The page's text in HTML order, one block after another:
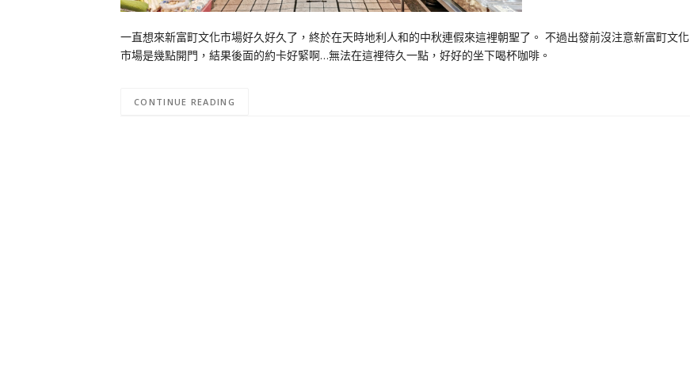
一直想來新富町文化市場好久好久了，終於在天時地利人和的中秋連假來這裡朝聖了。 不過出發前沒注意新富町文化
市場是幾點開門，結果後面的約卡好緊啊…無法在這裡待久一點，好好的坐下喝杯咖啡。
CONTINUE READING